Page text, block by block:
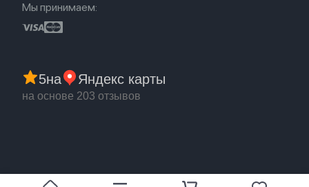
Мы принимаем:
5на Яндекс карты
на основе 203 отзывов